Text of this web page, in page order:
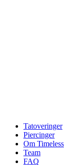
Tatoveringer
Piercinger
Om Timeless
Team
FAQ